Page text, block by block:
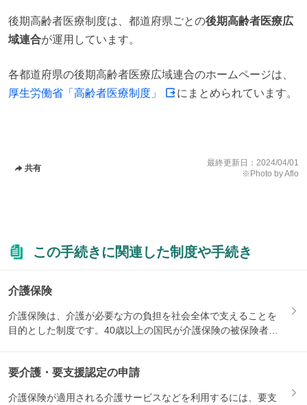
後期高齢者医療制度は、都道府県ごとの後期高齢者医療広
域連合が運用しています。
各都道府県の後期高齢者医療広域連合のホームページは、
厚生労働省「高齢者医療制度」
にまとめられています。
共有
最終更新日： 2024/04/01
※Photo by Aflo
この手続きに関連した制度や手続き
介護保険
介護保険は、介護が必要な方の負担を社会全体で支えることを
目的とした制度です。40歳以上の国民が介護保険の被保険者と
要介護・要支援認定の申請
介護保険が適用される介護サービスなどを利用するには、要支